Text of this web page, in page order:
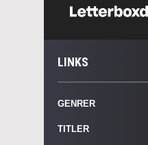
LINKS
GENRER
TITLER